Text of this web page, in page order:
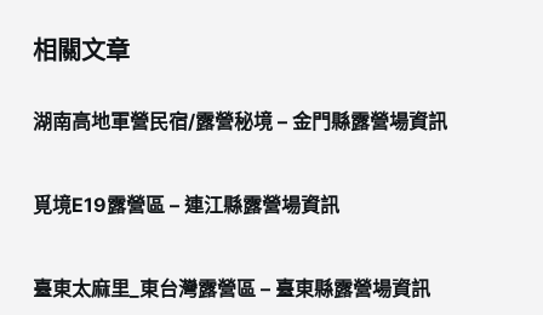
相關文章
湖南高地軍營民宿/露營秘境 – 金門縣露營場資訊
覓境E19露營區 – 連江縣露營場資訊
臺東太麻里_東台灣露營區 – 臺東縣露營場資訊